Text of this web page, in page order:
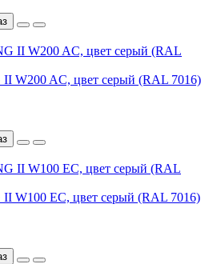
II W200 AC, цвет серый (RAL 7016)
II W100 EC, цвет серый (RAL 7016)